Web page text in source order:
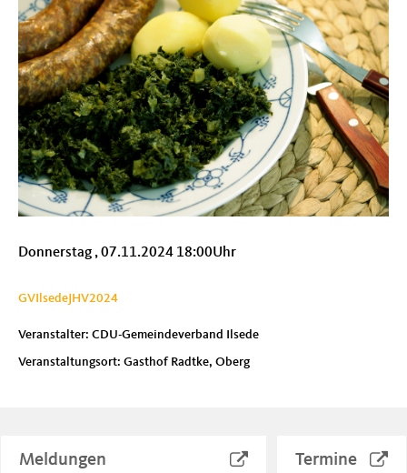
Donnerstag , 07.11.2024 18:00Uhr
GVIlsedeJHV2024
Veranstalter: CDU-Gemeindeverband Ilsede
Veranstaltungsort: Gasthof Radtke, Oberg
Meldungen Termine